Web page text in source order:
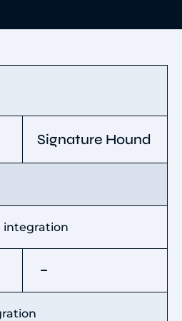
Signature Hound
integration